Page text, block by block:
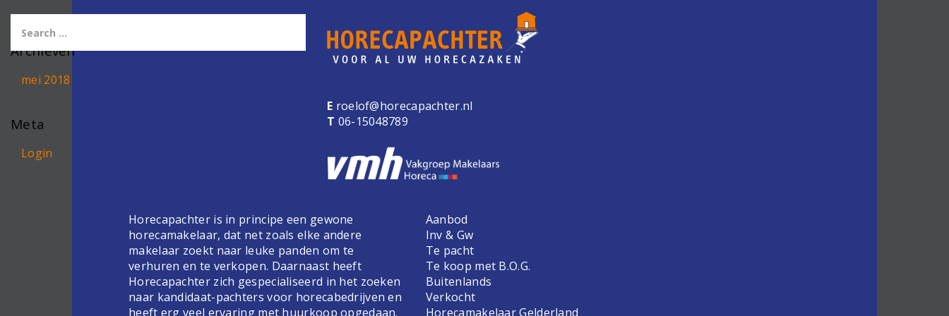
Archieven
mei 2018
Meta
Login
E roelof@horecapachter.nl
T 06-15048789
Horecapachter is in principe een gewone
horecamakelaar, dat net zoals elke andere
makelaar zoekt naar leuke panden om te
verhuren en te verkopen. Daarnaast heeft
Horecapachter zich gespecialiseerd in het zoeken
naar kandidaat-pachters voor horecabedrijven en
heeft erg veel ervaring met huurkoop opgedaan.
Aanbod
Inv & Gw
Te pacht
Te koop met B.O.G.
Buitenlands
Verkocht
Horecamakelaar Gelderland